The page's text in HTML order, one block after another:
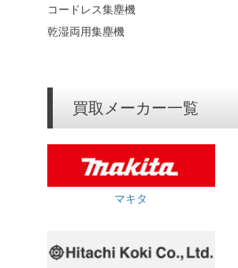
コードレス集塵機
乾湿両用集塵機
買取メーカー一覧
マキタ